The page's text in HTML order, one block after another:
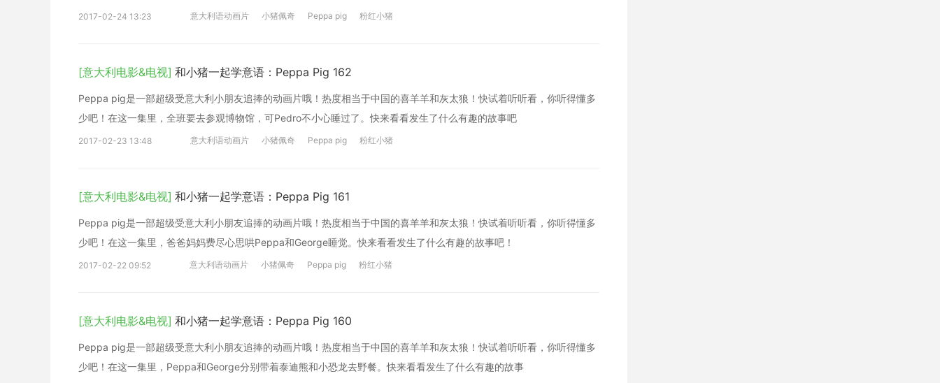
2017-02-24 13:23 意大利语动画片 小猪佩奇 Peppa pig 粉红小猪
[意大利电影&电视] 和小猪一起学意语：Peppa Pig 162
Peppa pig是一部超级受意大利小朋友追捧的动画片哦！热度相当于中国的喜羊羊和灰太狼！快试着听听看，你听得懂多
少吧！在这一集里，全班要去参观博物馆，可Pedro不小心睡过了。快来看看发生了什么有趣的故事吧
2017-02-23 13:48 意大利语动画片 小猪佩奇 Peppa pig 粉红小猪
[意大利电影&电视] 和小猪一起学意语：Peppa Pig 161
Peppa pig是一部超级受意大利小朋友追捧的动画片哦！热度相当于中国的喜羊羊和灰太狼！快试着听听看，你听得懂多
少吧！在这一集里，爸爸妈妈费尽心思哄Peppa和George睡觉。快来看看发生了什么有趣的故事吧！
2017-02-22 09:52 意大利语动画片 小猪佩奇 Peppa pig 粉红小猪
[意大利电影&电视] 和小猪一起学意语：Peppa Pig 160
Peppa pig是一部超级受意大利小朋友追捧的动画片哦！热度相当于中国的喜羊羊和灰太狼！快试着听听看，你听得懂多
少吧！在这一集里，Peppa和George分别带着泰迪熊和小恐龙去野餐。快来看看发生了什么有趣的故事